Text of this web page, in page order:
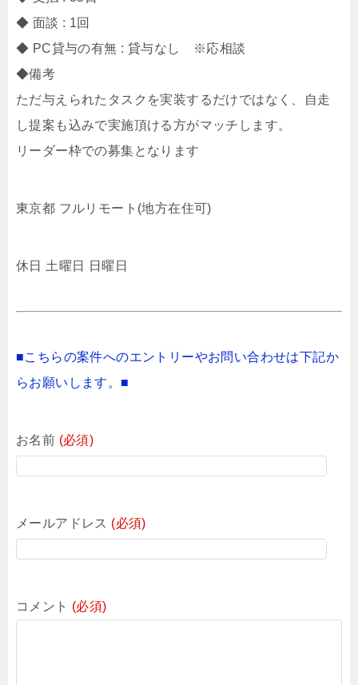
◆ 面談 : 1回
◆ PC貸与の有無 : 貸与なし ※応相談
◆備考
ただ与えられたタスクを実装するだけではなく、自走
し提案も込みで実施頂ける方がマッチします。
リーダー枠での募集となります
東京都 フルリモート(地方在住可)
休日 土曜日 日曜日
■こちらの案件へのエントリーやお問い合わせは下記か
らお願いします。■
お名前 (必須)
メールアドレス (必須)
コメント (必須)